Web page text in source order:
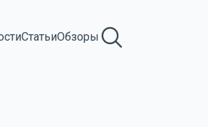
СтатьиОбзоры